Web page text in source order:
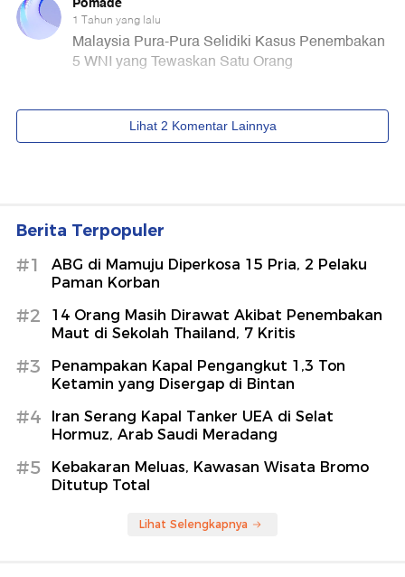
Berita Terpopuler
#1
ABG di Mamuju Diperkosa 15 Pria, 2 Pelaku
Paman Korban
#2
14 Orang Masih Dirawat Akibat Penembakan
Maut di Sekolah Thailand, 7 Kritis
#3
Penampakan Kapal Pengangkut 1,3 Ton
Ketamin yang Disergap di Bintan
#4
Iran Serang Kapal Tanker UEA di Selat
Hormuz, Arab Saudi Meradang
#5
Kebakaran Meluas, Kawasan Wisata Bromo
Ditutup Total
Lihat Selengkapnya